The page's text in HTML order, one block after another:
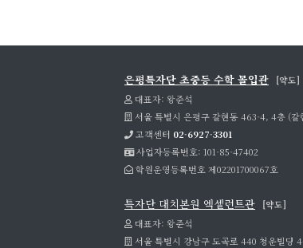
은평특자단 초중등 수학 몰입관
[약도]
대표자: 왕준석
서울 특별시 은평구 갈현동 463-4, 4층 (갈
고객센터 02-6927-3301
사업자등록번호: 101-85-47402
학원운영등록번호 제02201700067호
특자단 대치본원 엑셀런트관
[약도]
대표자: 왕준석
서울 특별시 강남구 도곡로 440 청운빌딩